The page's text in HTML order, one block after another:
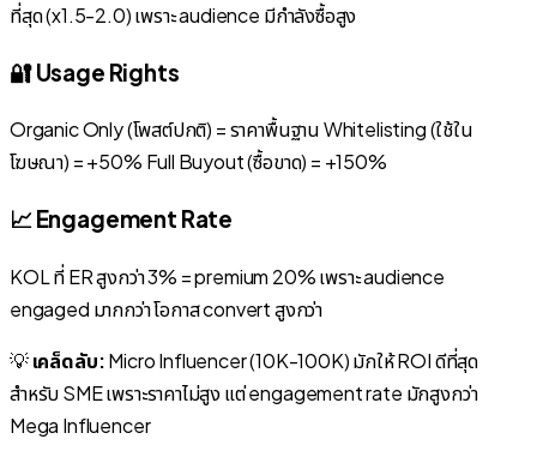
ที่สุด (x1.5-2.0) เพราะ audience มีกำลังซื้อสูง
🔐 Usage Rights
Organic Only (โพสต์ปกติ) = ราคาพื้นฐาน Whitelisting (ใช้ใน
โฆษณา) = +50% Full Buyout (ซื้อขาด) = +150%
📈 Engagement Rate
KOL ที่ ER สูงกว่า 3% = premium 20% เพราะ audience
engaged มากกว่า โอกาส convert สูงกว่า
💡เคล็ดลับ:Micro Influencer (10K-100K) มักให้ ROI ดีที่สุด
สำหรับ SME เพราะราคาไม่สูง แต่ engagement rate มักสูงกว่า
Mega Influencer